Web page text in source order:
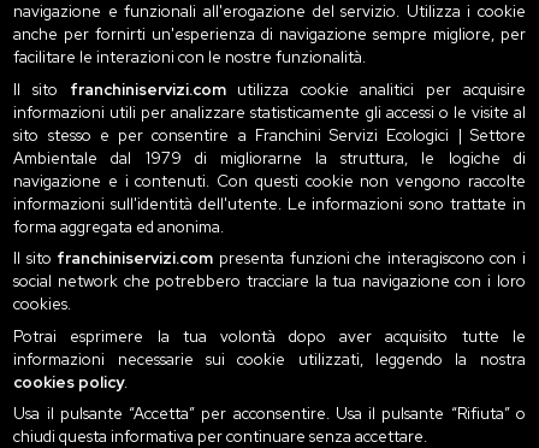
navigazione e funzionali all'erogazione del servizio. Utilizza i cookie
anche per fornirti un'esperienza di navigazione sempre migliore, per
facilitare le interazioni con le nostre funzionalità.
Il sito franchiniservizi.comutilizza cookie analitici per acquisire
informazioni utili per analizzare statisticamente gli accessi o le visite al
sito stesso e per consentire a Franchini Servizi Ecologici | Settore
Ambientale dal 1979 di migliorarne la struttura, le logiche di
navigazione e i contenuti. Con questi cookie non vengono raccolte
informazioni sull'identità dell'utente. Le informazioni sono trattate in
forma aggregata ed anonima.
Il sito franchiniservizi.com presenta funzioni che interagiscono con i
social network che potrebbero tracciare la tua navigazione con i loro
cookies.
Potrai esprimere la tua volontà dopo aver acquisito tutte le
informazioni necessarie sui cookie utilizzati, leggendo la nostra
cookies policy.
Usa il pulsante “Accetta” per acconsentire. Usa il pulsante “Rifiuta” o
chiudi questa informativa per continuare senza accettare.